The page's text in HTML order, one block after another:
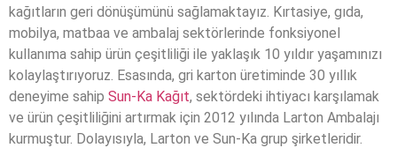
kağıtların geri dönüşümünü sağlamaktayız. Kırtasiye, gıda,
mobilya, matbaa ve ambalaj sektörlerinde fonksiyonel
kullanıma sahip ürün çeşitliliği ile yaklaşık 10 yıldır yaşamınızı
kolaylaştırıyoruz. Esasında, gri karton üretiminde 30 yıllık
deneyime sahip Sun-Ka Kağıt, sektördeki ihtiyacı karşılamak
ve ürün çeşitliliğini artırmak için 2012 yılında Larton Ambalajı
kurmuştur. Dolayısıyla, Larton ve Sun-Ka grup şirketleridir.